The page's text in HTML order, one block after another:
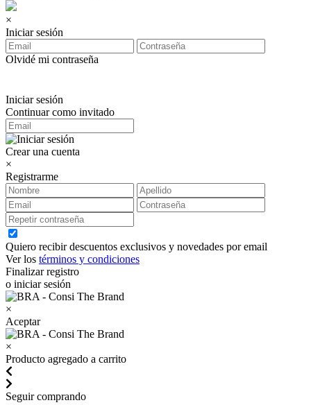
×
Iniciar sesión
Olvidé mi contraseña
Iniciar sesión
Continuar como invitado
Crear una cuenta
×
Registrarme
Quiero recibir descuentos exclusivos y novedades por email
Ver los términos y condiciones
Finalizar registro
o iniciar sesión
×
Aceptar
×
Producto agregado a carrito
Seguir comprando